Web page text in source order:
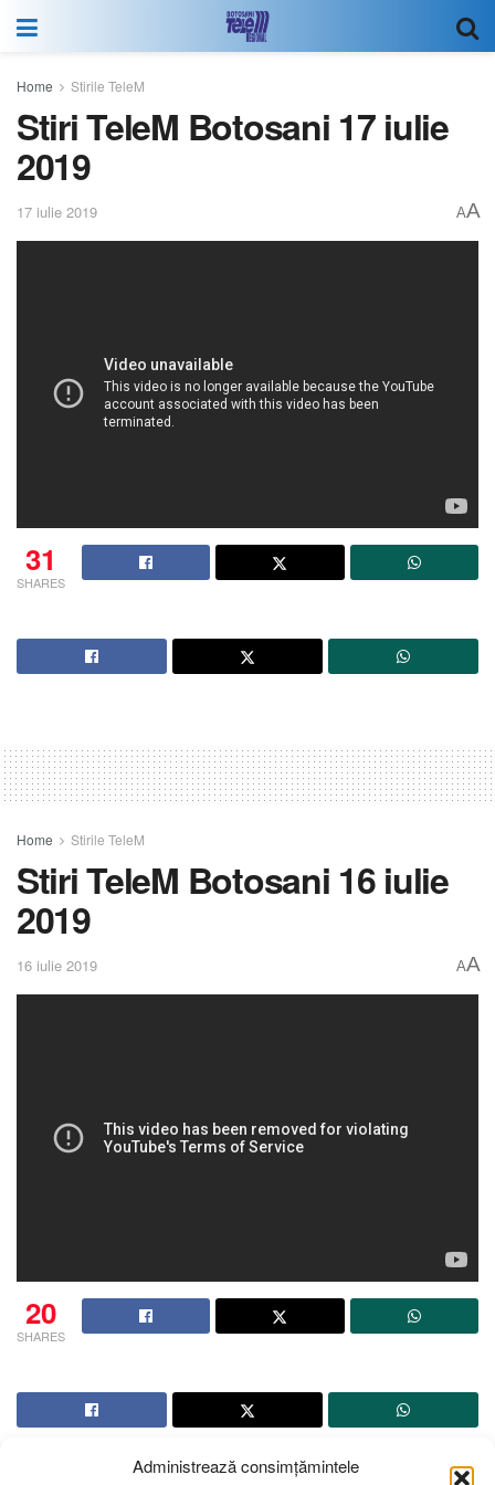
Administrează consimțămintele
Home Stirile TeleM
Stiri TeleM Botosani 17 iulie
2019
17 iulie 2019 AA
31
SHARES
Home Stirile TeleM
Stiri TeleM Botosani 16 iulie
2019
16 iulie 2019 AA
20
SHARES